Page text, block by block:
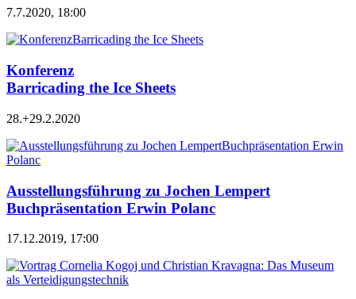
7.7.2020, 18:00
Konferenz
Barricading the Ice Sheets
28.+29.2.2020
Ausstellungsführung zu Jochen Lempert
Buchpräsentation Erwin Polanc
17.12.2019, 17:00